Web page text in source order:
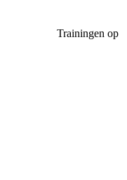
Trainingen op